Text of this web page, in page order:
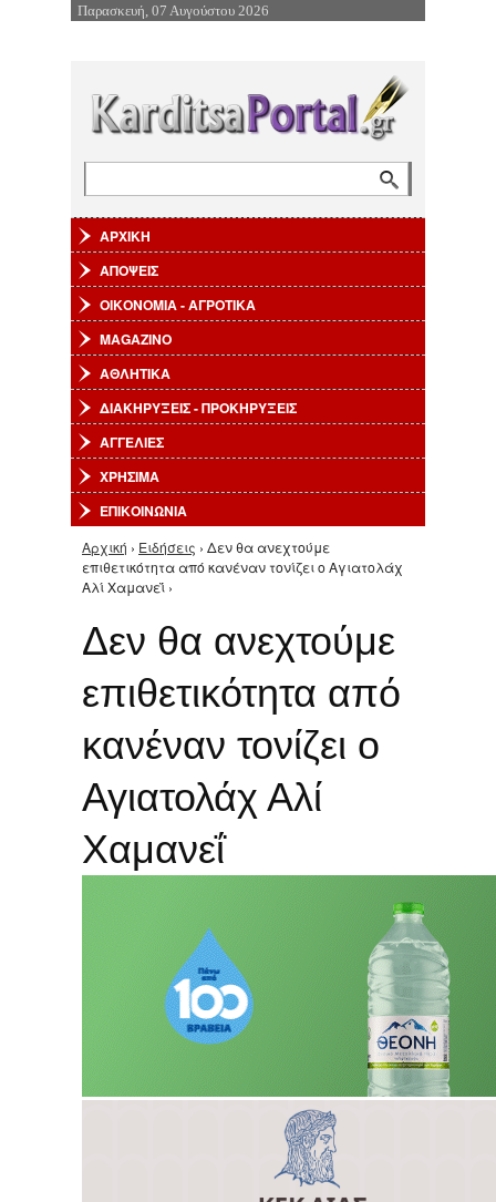
Επιστροφή στην Πλοήγηση
Παρασκευή, 07 Αυγούστου 2026
ΑΡΧΙΚΗ
ΑΠΟΨΕΙΣ
ΟΙΚΟΝΟΜΙΑ - ΑΓΡΟΤΙΚΑ
MAGAZINO
ΑΘΛΗΤΙΚΑ
ΔΙΑΚΗΡΥΞΕΙΣ - ΠΡΟΚΗΡΥΞΕΙΣ
ΑΓΓΕΛΙΕΣ
ΧΡΗΣΙΜΑ
ΕΠΙΚΟΙΝΩΝΙΑ
Είστε εδώ
Αρχική › Ειδήσεις › Δεν θα ανεχτούμε
επιθετικότητα από κανέναν τονίζει ο Αγιατολάχ
Αλί Χαμανεΐ ›
Δεν θα ανεχτούμε
επιθετικότητα από
κανέναν τονίζει ο
Αγιατολάχ Αλί
Χαμανεΐ